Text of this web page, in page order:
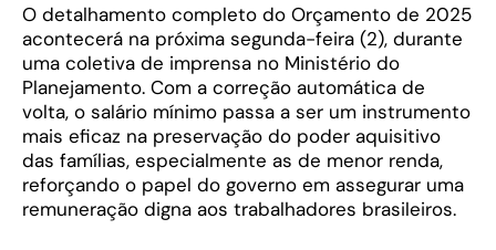
O detalhamento completo do Orçamento de 2025
acontecerá na próxima segunda-feira (2), durante
uma coletiva de imprensa no Ministério do
Planejamento. Com a correção automática de
volta, o salário mínimo passa a ser um instrumento
mais eficaz na preservação do poder aquisitivo
das famílias, especialmente as de menor renda,
reforçando o papel do governo em assegurar uma
remuneração digna aos trabalhadores brasileiros.